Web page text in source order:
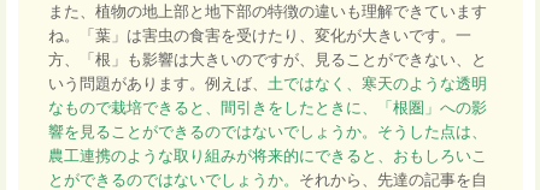
また、植物の地上部と地下部の特徴の違いも理解できています
ね。「葉」は害虫の食害を受けたり、変化が大きいです。一
方、「根」も影響は大きいのですが、見ることができない、と
いう問題があります。例えば、 土ではなく、寒天のような透明
なもので栽培できると、間引きをしたときに、「根圏」への影
響を見ることができるのではないでしょうか。そうした点は、
農工連携のような取り組みが将来的にできると、おもしろいこ
とができるのではないでしょうか。 それから、先達の記事を自